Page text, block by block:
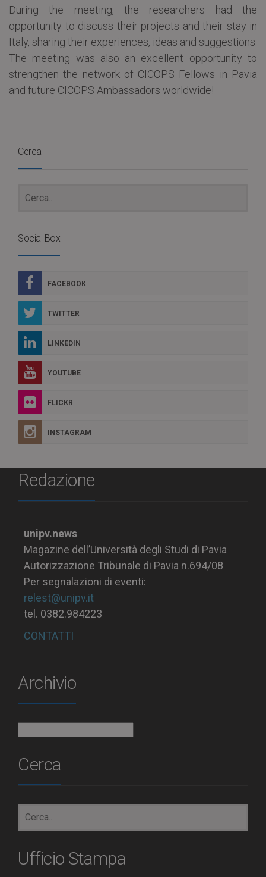
During the meeting, the researchers had the
opportunity to discuss their projects and their stay in
Italy, sharing their experiences, ideas and suggestions.
The meeting was also an excellent opportunity to
strengthen the network of CICOPS Fellows in Pavia
and future CICOPS Ambassadors worldwide!
Cerca
Social Box
FACEBOOK
TWITTER
LINKEDIN
YOUTUBE
FLICKR
INSTAGRAM
Redazione
unipv.news
Magazine dell’Università degli Studi di Pavia
Autorizzazione Tribunale di Pavia n.694/08
Per segnalazioni di eventi:
relest@unipv.it
tel. 0382.984223
CONTATTI
Archivio
Cerca
Ufficio Stampa